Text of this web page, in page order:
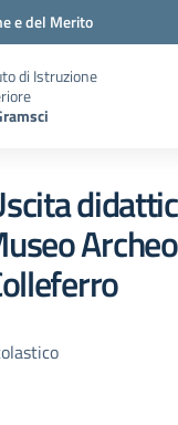
e del Merito
di Istruzione